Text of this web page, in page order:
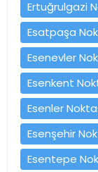
Ertuğrulgazi
Esatpaşa
Esenevler
Esenkent
Esenler
Esenşehir
Esentepe